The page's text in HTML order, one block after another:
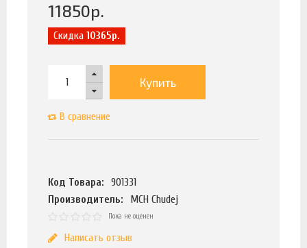
11850р.
Скидка 10365р.
Купить
В сравнение
Код Товара:
901331
Производитель:
MCH Chudej
Пока не оценен
Написать отзыв